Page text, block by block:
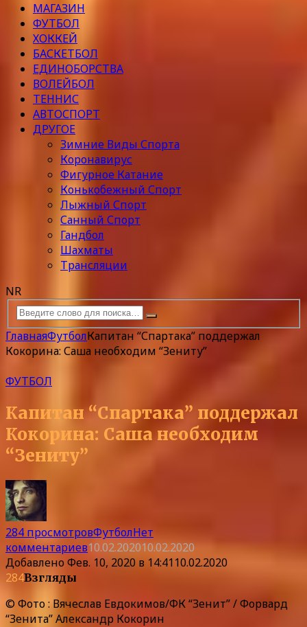
МАГАЗИН
ФУТБОЛ
ХОККЕЙ
БАСКЕТБОЛ
ЕДИНОБОРСТВА
ВОЛЕЙБОЛ
ТЕННИС
АВТОСПОРТ
ДРУГОЕ
Зимние Виды Спорта
Коронавирус
Фигурное Катание
Конькобежный Спорт
Лыжный Спорт
Санный Спорт
Гандбол
Шахматы
Трансляции
NR
ГлавнаяФутболКапитан “Спартака” поддержал
Кокорина: Саша необходим “Зениту”
ФУТБОЛ
Капитан “Спартака” поддержал
Кокорина: Саша необходим
“Зениту”
284 просмотровФутболНет
комментариев10.02.202010.02.2020
ДобавленоФев. 10, 2020 в 14:4110.02.2020
284Взгляды
© Фото : Вячеслав Евдокимов/ФК “Зенит” / Форвард
“Зенита” Александр Кокорин